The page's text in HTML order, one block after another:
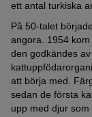
ett antal turkiska
På 50-talet
angora. 1954
den godkändes
att börja med.
sedan de första
upp med djur